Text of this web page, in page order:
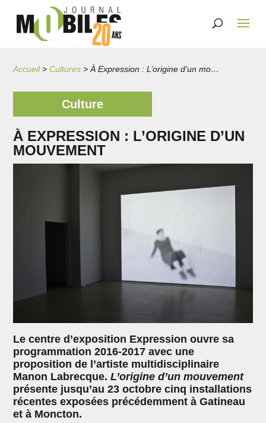
Accueil>Cultures > À Expression : L’origine d’un mouvement
Culture
À EXPRESSION : L’ORIGINE D’UN
MOUVEMENT
Le centre d’exposition Expression ouvre sa
programmation 2016-2017 avec une
proposition de l’artiste multidisciplinaire
Manon Labrecque.L’origine d’un mouvement
présente jusqu’au 23 octobre cinq installations
récentes exposées précédemment à Gatineau
et à Moncton.